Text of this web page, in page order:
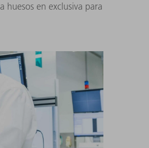
en exclusiva para